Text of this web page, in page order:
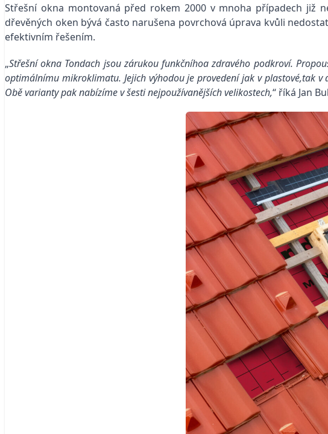
Střešní okna montovaná před rokem 2000 v mnoha případech již
dřevěných oken bývá často narušena povrchová úprava kvůli
efektivním řešením.
„Střešní okna Tondach jsou zárukou funkčníhoa zdravého podkroví.
optimálnímu mikroklimatu. Jejich výhodou je provedení jak v plastové,tak
Obě varianty pak nabízíme v šesti nejpoužívanějších velikostech,“ říká Jan